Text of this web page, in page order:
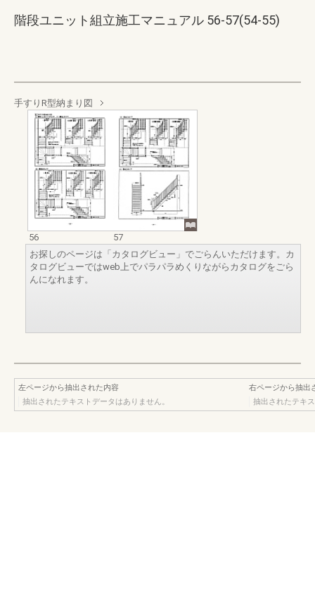
階段ユニット組立施工マニュアル 56-57(54-55)
手すりR型納まり図
56
57
お探しのページは「カタログビュー」でごらんいただけます。カ
タログビューではweb上でパラパラめくりながらカタログをごら
んになれます。
左ページから抽出された内容
抽出されたテキストデータはありません。
右ページから抽出
抽出されたテキ